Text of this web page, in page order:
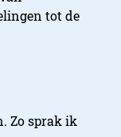
tot de
Zo sprak ik